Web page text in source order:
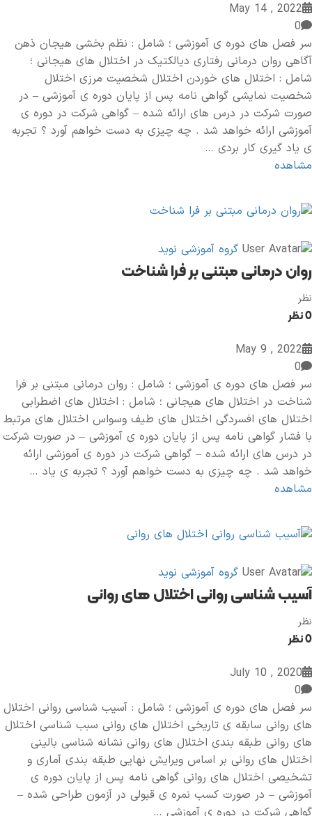
2022 , May 14
0
سر فصل های دوره ی آموزشی ؛ شامل : نظم بخشی هیجان ذهن
آگاهی روان درمانی رفتاری دیالکتیک در اختلال های هیجانی ؛
شامل : اختلال های خوردن اختلال شخصیت مرزی اختلال
شخصیت نمایشی گواهی نامه پس از پایان دوره ی آموزشی – در
صورت شرکت در درس های ارائه شده – گواهی شرکت در دوره ی
آموزشی ارائه خواهد شد . چه چیزی به دست خواهم آورد ؟ تجربه
ی یاد گیری کار بردی …
مشاهده
گروه آموزشی نوید
روان درمانی مبتنی بر فرا شناخت
نظر
0 نظر
2022 , May 9
0
سر فصل های دوره ی آموزشی ؛ شامل : روان درمانی مبتنی بر فرا
شناخت در اختلال های هیجانی ؛ شامل : اختلال های اضطرابی
اختلال های افسردگی اختلال های طیف وسواس اختلال های مرتبط
با فشار گواهی نامه پس از پایان دوره ی آموزشی – در صورت شرکت
در درس های ارائه شده – گواهی شرکت در دوره ی آموزشی ارائه
خواهد شد . چه چیزی به دست خواهم آورد ؟ تجربه ی یاد …
مشاهده
گروه آموزشی نوید
آسیب شناسی روانی اختلال های روانی
نظر
0 نظر
2020 , July 10
0
سر فصل های دوره ی آموزشی ؛ شامل : آسیب شناسی روانی اختلال
های روانی سابقه ی تاریخی اختلال های روانی سبب شناسی اختلال
های روانی طبقه بندی اختلال های روانی نشانه شناسی بالینی
اختلال های روانی بر اساس ویرایش نهایی طبقه بندی آماری و
تشخیصی اختلال های روانی گواهی نامه پس از پایان دوره ی
آموزشی – در صورت کسب نمره ی قبولی در آزمون طراحی شده –